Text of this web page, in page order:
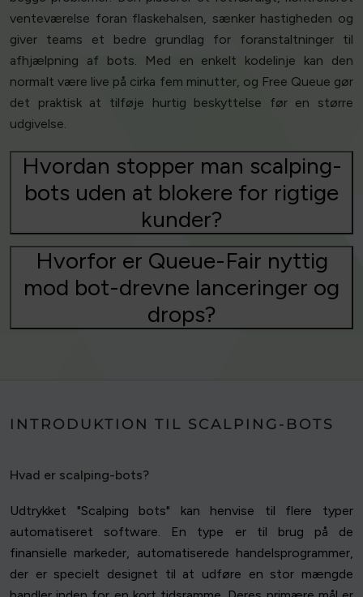
venteværelse foran flaskehalsen, sænker hastigheden og
giver teams et bedre grundlag for foranstaltninger til
afhjælpning af bots. Med en enkelt kodelinje kan den
normalt være live på cirka fem minutter, og Free Queue gør
det praktisk at tilføje hurtig beskyttelse før en større
udgivelse.
Hvordan stopper man scalping-
bots uden at blokere for rigtige
kunder?
Hvorfor er Queue-Fair nyttig
mod bot-drevne lanceringer og
drops?
INTRODUKTION TIL SCALPING-BOTS
Hvad er scalping-bots?
Udtrykket "Scalping bots" kan henvise til flere typer
automatiseret software. En type er til brug på de
finansielle markeder, automatiserede handelsprogrammer,
der er specielt designet til at udføre en stor mængde